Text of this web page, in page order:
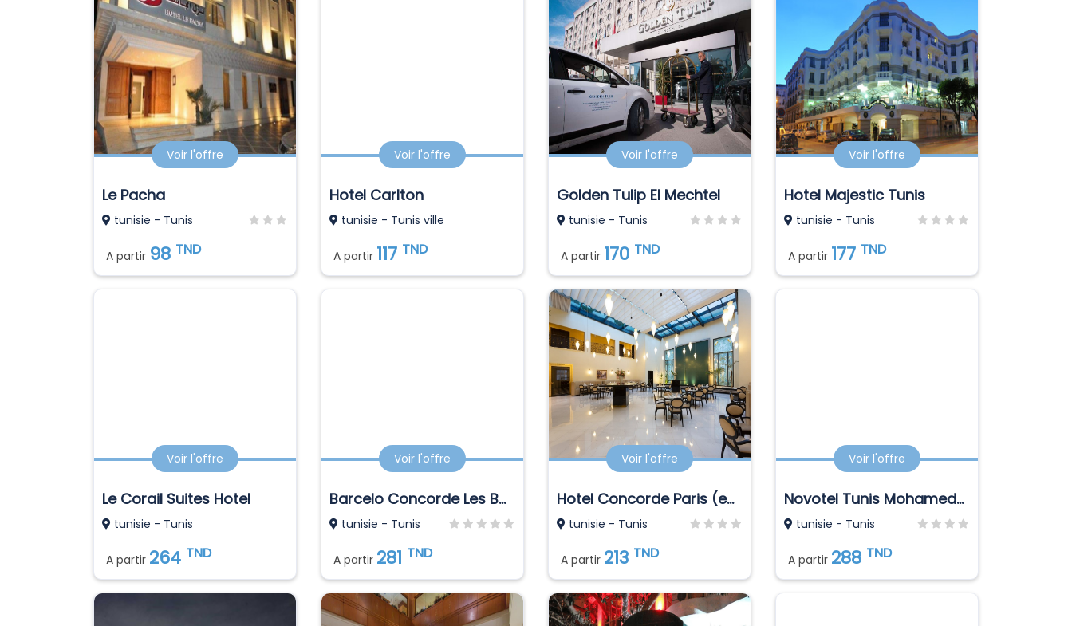
Voir l'offre
Le Pacha
tunisie - Tunis
A partir 98 TND
Voir l'offre
Hotel Carlton
tunisie - Tunis ville
A partir 117 TND
Voir l'offre
Golden Tulip El Mechtel
tunisie - Tunis
A partir 170 TND
Voir l'offre
Hotel Majestic Tunis
tunisie - Tunis
A partir 177 TND
Voir l'offre
Le Corail Suites Hotel
tunisie - Tunis
A partir 264 TND
Voir l'offre
Barcelo Concorde Les Berges Du Lac
tunisie - Tunis
A partir 281 TND
Voir l'offre
Hotel Concorde Paris (ex Occidental)
tunisie - Tunis
A partir 213 TND
Voir l'offre
Novotel Tunis Mohamed V
tunisie - Tunis
A partir 288 TND